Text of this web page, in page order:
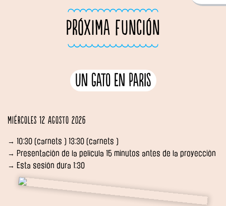
PRÓXIMA FUNCIÓN
Un Gato en Paris
Miércoles 12 agosto 2026
→ 10:30 (carnets ) 13:30 (carnets )
→ Presentaciòn de la pelìcula 15 minutos antes de la proyecciòn
→ Esta sesión dura 1:30